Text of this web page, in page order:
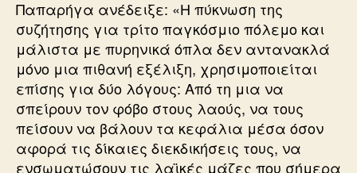
Παπαρήγα ανέδειξε: «Η πύκνωση της
συζήτησης για τρίτο παγκόσμιο πόλεμο και
μάλιστα με πυρηνικά όπλα δεν αντανακλά
μόνο μια πιθανή εξέλιξη, χρησιμοποιείται
επίσης για δύο λόγους: Από τη μια να
σπείρουν τον φόβο στους λαούς, να τους
πείσουν να βάλουν τα κεφάλια μέσα όσον
αφορά τις δίκαιες διεκδικήσεις τους, να
ενσωματώσουν τις λαϊκές μάζες που σήμερα